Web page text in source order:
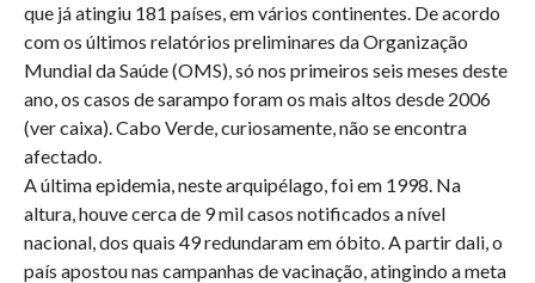
que já atingiu 181 países, em vários continentes. De acordo
com os últimos relatórios preliminares da Organização
Mundial da Saúde (OMS), só nos primeiros seis meses deste
ano, os casos de sarampo foram os mais altos desde 2006
(ver caixa). Cabo Verde, curiosamente, não se encontra
afectado.
A última epidemia, neste arquipélago, foi em 1998. Na
altura, houve cerca de 9 mil casos notificados a nível
nacional, dos quais 49 redundaram em óbito. A partir dali, o
país apostou nas campanhas de vacinação, atingindo a meta